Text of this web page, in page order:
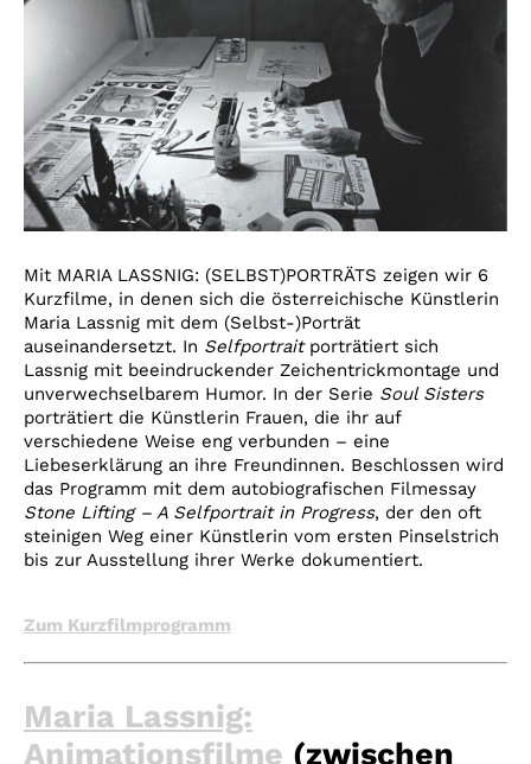
Mit MARIA LASSNIG: (SELBST)PORTRÄTS zeigen wir 6
Kurzfilme, in denen sich die österreichische Künstlerin
Maria Lassnig mit dem (Selbst-)Porträt
auseinandersetzt. In Selfportraitporträtiert sich
Lassnig mit beeindruckender Zeichentrickmontage und
unverwechselbarem Humor. In der Serie Soul Sisters
porträtiert die Künstlerin Frauen, die ihr auf
verschiedene Weise eng verbunden – eine
Liebeserklärung an ihre Freundinnen. Beschlossen wird
das Programm mit dem autobiografischen Filmessay
Stone Lifting – A Selfportrait in Progress, der den oft
steinigen Weg einer Künstlerin vom ersten Pinselstrich
bis zur Ausstellung ihrer Werke dokumentiert.
Zum Kurzfilmprogramm
Maria Lassnig:
Animationsfilme (zwischen